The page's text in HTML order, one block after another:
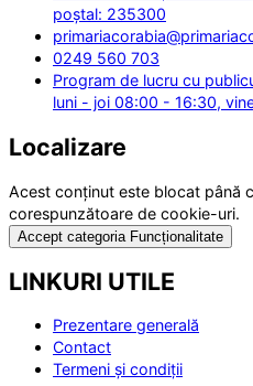
poștal: 235300
0249 560 703
Program de lucru cu
luni - joi 08:00 - 16:30,
Localizare
Acest conținut este blocat până
corespunzătoare de cookie-uri.
Accept categoria Funcționalitate
LINKURI UTILE
Prezentare generală
Contact
Termeni și condiții